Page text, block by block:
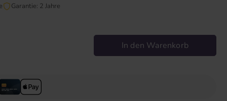
Garantie: 2 Jahre
gewünschten Wert ein oder benutze die Schaltflächen um die
In den Warenkorb